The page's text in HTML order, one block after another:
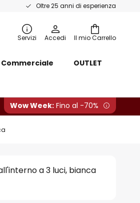
Oltre 25 anni di esperienza
Il mio Carrello
Servizi Accedi
Commerciale OUTLET
Wow Week: Fino al -70%
a 3 luci, bianca